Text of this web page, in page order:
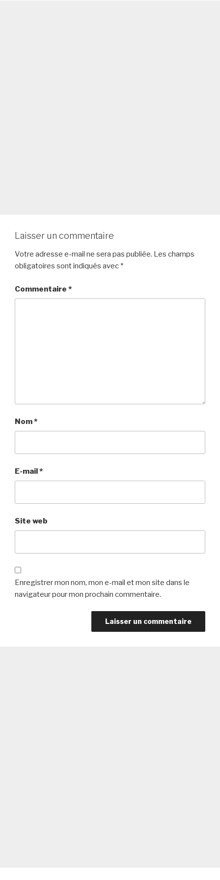
Laisser un commentaire
Votre adresse e-mail ne sera pas publiée. Les champs
obligatoires sont indiqués avec *
Commentaire *
Nom*
E-mail*
Site web
Enregistrer mon nom, mon e-mail et mon site dans le
navigateur pour mon prochain commentaire.